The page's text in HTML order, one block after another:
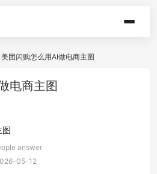
美团闪购怎么用AI做电商主图
电商主图
图
answer
05-12